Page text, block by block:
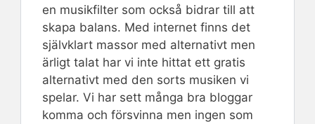
en musikfilter som också bidrar till att
skapa balans. Med internet finns det
självklart massor med alternativt men
ärligt talat har vi inte hittat ett gratis
alternativt med den sorts musiken vi
spelar. Vi har sett många bra bloggar
komma och försvinna men ingen som